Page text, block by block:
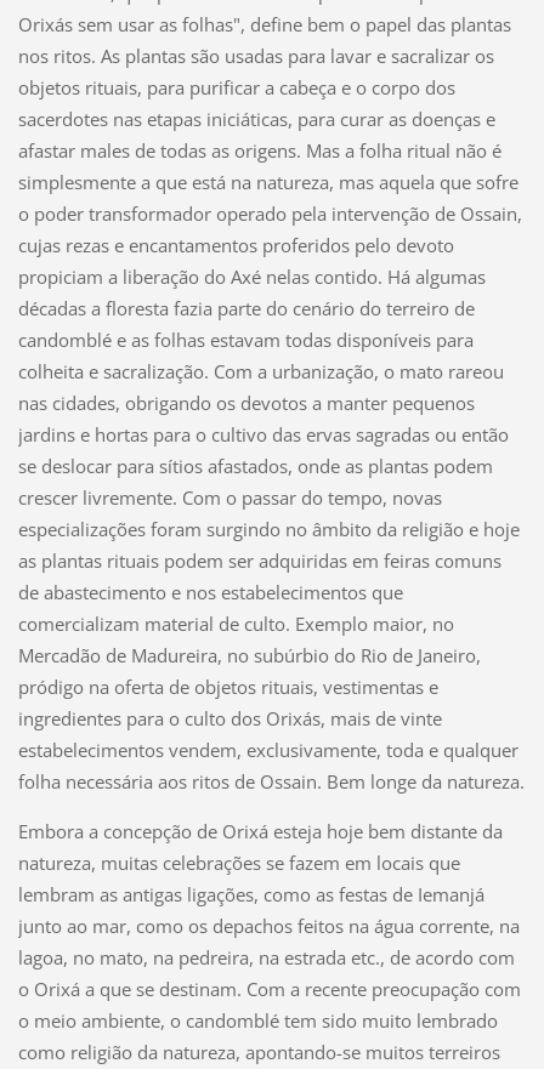
Orixás sem usar as folhas", define bem o papel das plantas
nos ritos. As plantas são usadas para lavar e sacralizar os
objetos rituais, para purificar a cabeça e o corpo dos
sacerdotes nas etapas iniciáticas, para curar as doenças e
afastar males de todas as origens. Mas a folha ritual não é
simplesmente a que está na natureza, mas aquela que sofre
o poder transformador operado pela intervenção de Ossain,
cujas rezas e encantamentos proferidos pelo devoto
propiciam a liberação do Axé nelas contido. Há algumas
décadas a floresta fazia parte do cenário do terreiro de
candomblé e as folhas estavam todas disponíveis para
colheita e sacralização. Com a urbanização, o mato rareou
nas cidades, obrigando os devotos a manter pequenos
jardins e hortas para o cultivo das ervas sagradas ou então
se deslocar para sítios afastados, onde as plantas podem
crescer livremente. Com o passar do tempo, novas
especializações foram surgindo no âmbito da religião e hoje
as plantas rituais podem ser adquiridas em feiras comuns
de abastecimento e nos estabelecimentos que
comercializam material de culto. Exemplo maior, no
Mercadão de Madureira, no subúrbio do Rio de Janeiro,
pródigo na oferta de objetos rituais, vestimentas e
ingredientes para o culto dos Orixás, mais de vinte
estabelecimentos vendem, exclusivamente, toda e qualquer
folha necessária aos ritos de Ossain. Bem longe da natureza.
Embora a concepção de Orixá esteja hoje bem distante da
natureza, muitas celebrações se fazem em locais que
lembram as antigas ligações, como as festas de Iemanjá
junto ao mar, como os depachos feitos na água corrente, na
lagoa, no mato, na pedreira, na estrada etc., de acordo com
o Orixá a que se destinam. Com a recente preocupação com
o meio ambiente, o candomblé tem sido muito lembrado
como religião da natureza, apontando-se muitos terreiros